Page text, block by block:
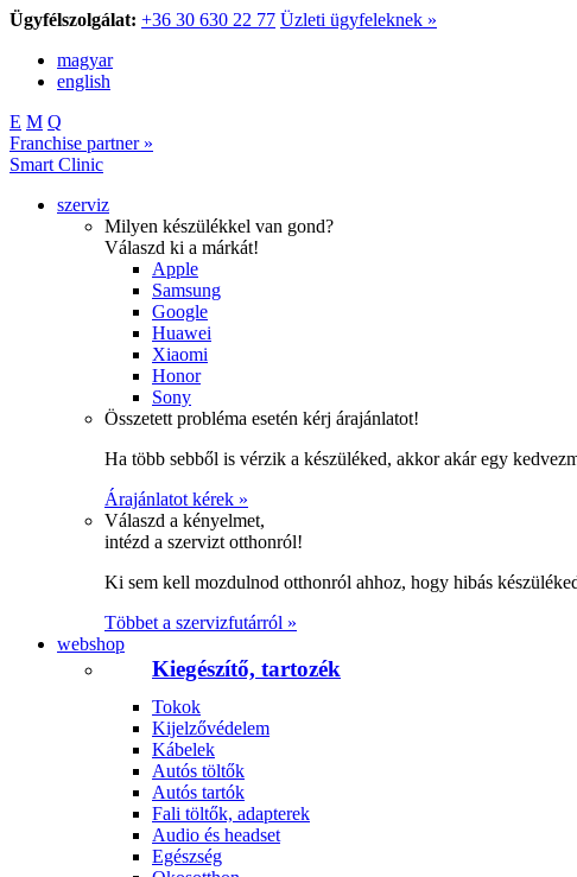
Ügyfélszolgálat: +36 30 630 22 77 Üzleti ügyfeleknek »
magyar
english
E M Q
Franchise partner »
Smart Clinic
szerviz
Milyen készülékkel van gond?
Válaszd ki a márkát!
Apple
Samsung
Google
Huawei
Xiaomi
Honor
Sony
Összetett probléma esetén kérj árajánlatot!
Ha több sebből is vérzik a készüléked, akkor akár egy
Árajánlatot kérek »
Válaszd a kényelmet,
intézd a szervizt otthonról!
Ki sem kell mozdulnod otthonról ahhoz, hogy hibás
Többet a szervizfutárról »
webshop
Kiegészítő, tartozék
Tokok
Kijelzővédelem
Kábelek
Autós töltők
Autós tartók
Fali töltők, adapterek
Audio és headset
Egészség